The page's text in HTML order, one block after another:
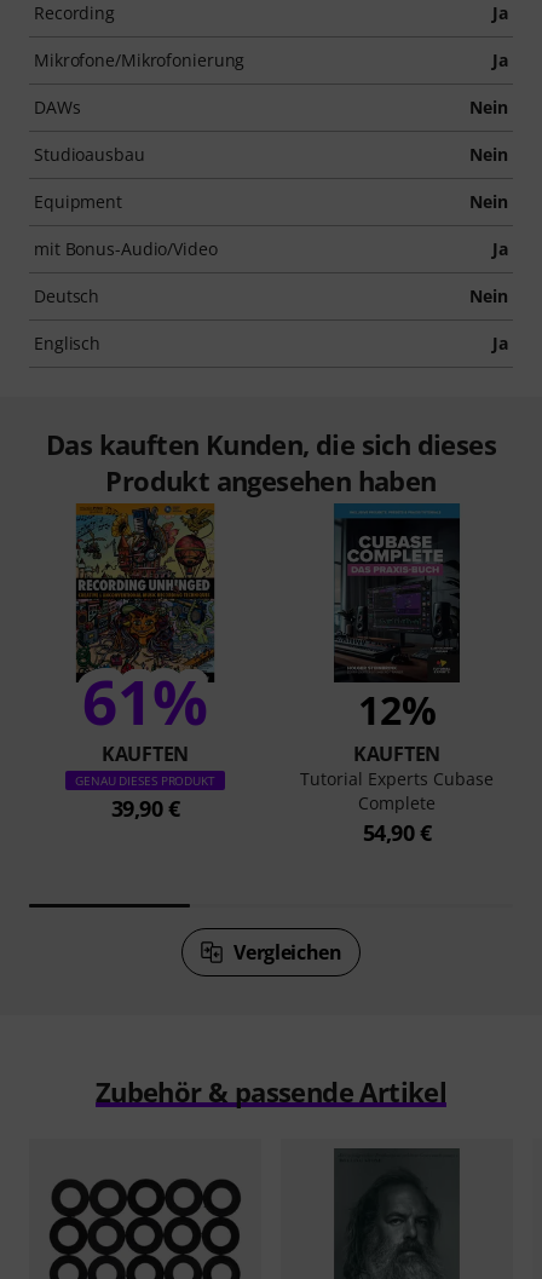
Recording Ja
Mikrofone/Mikrofonierung Ja
DAWs Nein
Studioausbau Nein
Equipment Nein
mit Bonus-Audio/Video Ja
Deutsch Nein
Englisch Ja
Das kauften Kunden, die sich dieses
Produkt angesehen haben
61%
KAUFTEN
GENAU DIESES PRODUKT
39,90 €
12%
KAUFTEN
Tutorial Experts Cubase
Complete
54,90 €
Vergleichen
Zubehör & passende Artikel